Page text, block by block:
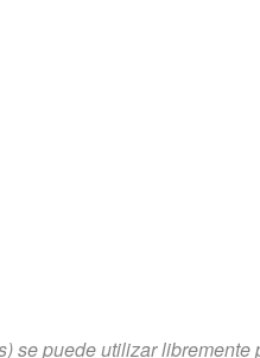
se puede utilizar libremente